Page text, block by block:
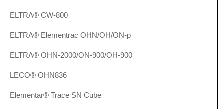
ELTRA® CW-800
ELTRA® Elementrac OHN/OH/ON-p
ELTRA® OHN-2000/ON-900/OH-900
LECO® OHN836
Elementar® Trace SN Cube